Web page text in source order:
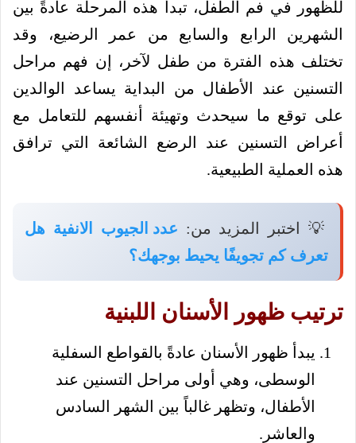
للظهور في فم الطفل، تبدأ هذه المرحلة عادةً بين
الشهرين الرابع والسابع من عمر الرضيع، وقد
تختلف هذه الفترة من طفل لآخر، إن فهم مراحل
التسنين عند الأطفال من البداية يساعد الوالدين
على توقع ما سيحدث وتهيئة أنفسهم للتعامل مع
أعراض التسنين عند الرضع الشائعة التي ترافق
هذه العملية الطبيعية.
💡 اختبر المزيد من: عدد الجيوب الانفية هل
تعرف كم تجويفًا يحيط بوجهك؟
ترتيب ظهور الأسنان اللبنية
يبدأ ظهور الأسنان عادةً بالقواطع السفلية
الوسطى، وهي أولى مراحل التسنين عند
الأطفال، وتظهر غالباً بين الشهر السادس
والعاشر.